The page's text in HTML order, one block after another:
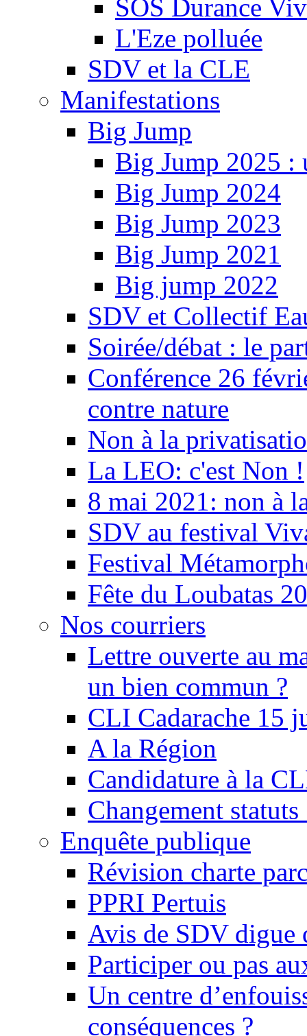
SOS Durance
L'Eze polluée
SDV et la CLE
Manifestations
Big Jump
Big Jump 2025 :
Big Jump 2024
Big Jump 2023
Big Jump 2021
Big jump 2022
SDV et Collectif
Soirée/débat : le
Conférence 26
contre nature
Non à la
La LEO: c'est Non !
8 mai 2021: non à
SDV au festival
Festival
Fête du Loubatas
Nos courriers
Lettre ouverte au
un bien commun ?
CLI Cadarache 15
A la Région
Candidature à la
Changement
Enquête publique
Révision charte
PPRI Pertuis
Avis de SDV digue
Participer ou pas
Un centre
conséquences ?